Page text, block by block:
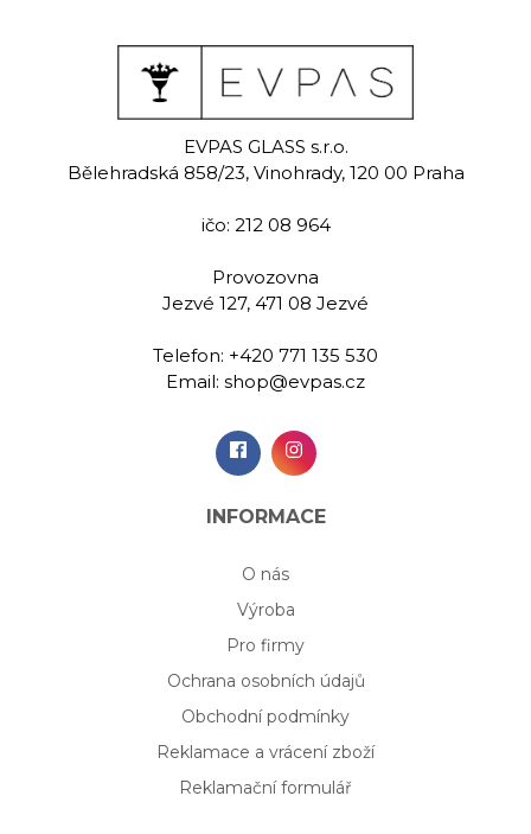
EVPAS GLASS s.r.o.
Bělehradská 858/23, Vinohrady, 120 00 Praha
ičo: 212 08 964
Provozovna
Jezvé 127, 471 08 Jezvé
Telefon: +420 771 135 530
Email: shop@evpas.cz
INFORMACE
O nás
Výroba
Pro firmy
Ochrana osobních údajů
Obchodní podmínky
Reklamace a vrácení zboží
Reklamační formulář